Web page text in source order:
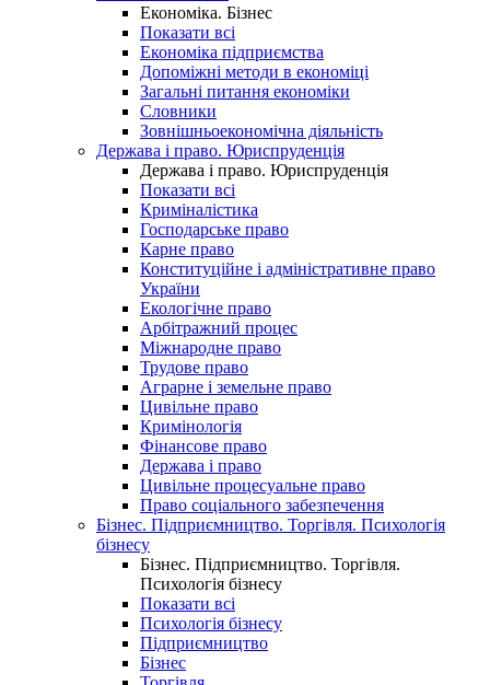
Економіка. Бізнес
Показати всі
Економіка підприємства
Допоміжні методи в економіці
Загальні питання економіки
Словники
Зовнішньоекономічна діяльність
Держава і право. Юриспруденція
Держава і право. Юриспруденція
Показати всі
Криміналістика
Господарське право
Карне право
Конституційне і адміністративне право
України
Екологічне право
Арбітражний процес
Міжнародне право
Трудове право
Аграрне і земельне право
Цивільне право
Кримінологія
Фінансове право
Держава і право
Цивільне процесуальне право
Право соціального забезпечення
Бізнес. Підприємництво. Торгівля. Психологія
бізнесу
Бізнес. Підприємництво. Торгівля.
Психологія бізнесу
Показати всі
Психологія бізнесу
Підприємництво
Бізнес